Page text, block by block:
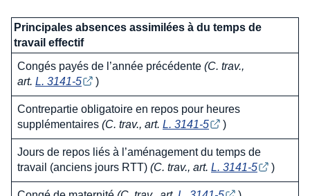
Principales absences assimilées à du temps de
travail effectif
Congés payés de l’année précédente (C. trav.,
art. L. 3141-5 )
Contrepartie obligatoire en repos pour heures
supplémentaires (C. trav., art. L. 3141-5 )
Jours de repos liés à l’aménagement du temps de
travail (anciens jours RTT) (C. trav., art. L. 3141-5 )